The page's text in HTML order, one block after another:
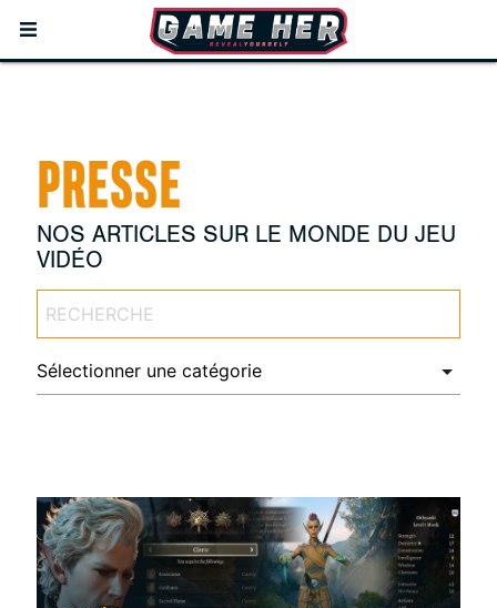
PRESSE
NOS ARTICLES SUR LE MONDE DU JEU
VIDÉO